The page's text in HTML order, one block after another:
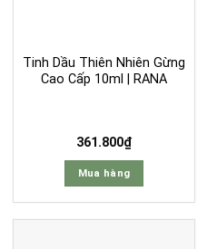
Tinh Dầu Thiên Nhiên Gừng
Cao Cấp 10ml | RANA
361.800₫
Mua hàng